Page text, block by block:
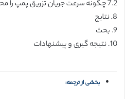
7.2 چگونه سرعت جریان تزریق پمپ را محاسبه کنیم
8. نتایج
9. بحث
10. نتیجه گیری و پیشنهادات
بخشی از ترجمه: